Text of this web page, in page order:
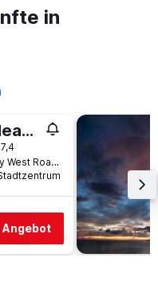
in
Ocean Heart Hotel
Lot.2, Maui Bay West Road, Sigatoka, Fidschi
Angebot